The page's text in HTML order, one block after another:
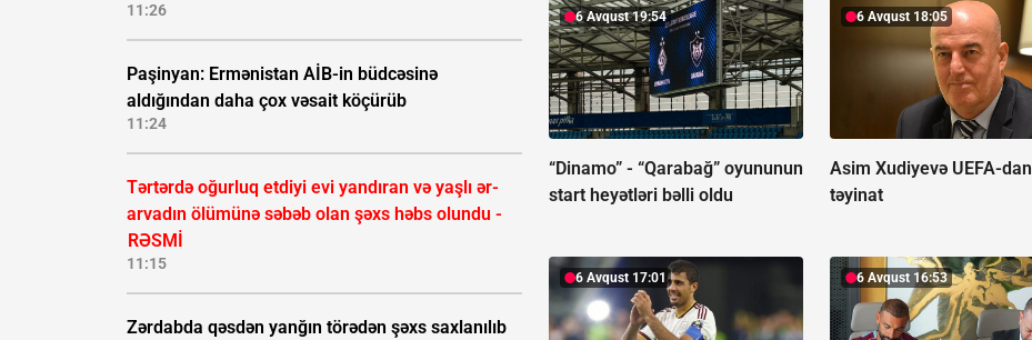
11:26
Paşinyan: Ermənistan AİB-in büdcəsinə
aldığından daha çox vəsait köçürüb
11:24
Tərtərdə oğurluq etdiyi evi yandıran və yaşlı ər-
arvadın ölümünə səbəb olan şəxs həbs olundu -
RƏSMİ
11:15
Zərdabda qəsdən yanğın törədən şəxs saxlanılıb
6 Avqust 19:54
“Dinamo” - “Qarabağ” oyununun
start heyətləri bəlli oldu
6 Avqust 18:05
Asim Xudiyevə UEFA-dan
təyinat
6 Avqust 17:01 6 Avqust 16:53